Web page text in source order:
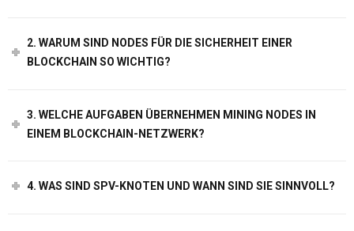
2. WARUM SIND NODES FÜR DIE SICHERHEIT EINER
BLOCKCHAIN SO WICHTIG?
3. WELCHE AUFGABEN ÜBERNEHMEN MINING NODES IN
EINEM BLOCKCHAIN-NETZWERK?
4. WAS SIND SPV-KNOTEN UND WANN SIND SIE SINNVOLL?